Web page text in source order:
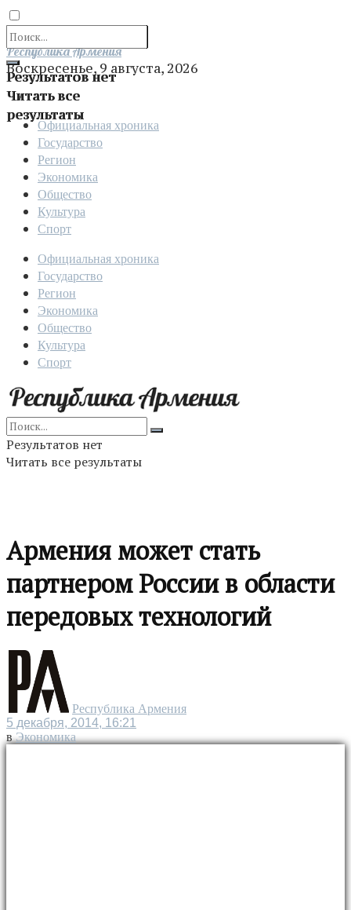
Результатов нет
Читать все
результаты
Отправить
Республика Армения
Воскресенье, 9 августа, 2026
Официальная хроника
Государство
Регион
Экономика
Общество
Культура
Спорт
Официальная хроника
Государство
Регион
Экономика
Общество
Культура
Спорт
Результатов нет
Читать все результаты
Армения может стать
партнером России в области
передовых технологий
Республика Армения
5 декабря, 2014, 16:21
в Экономика